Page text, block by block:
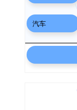
汽车